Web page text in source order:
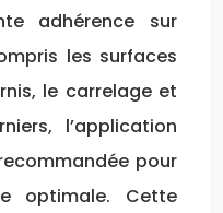
adhérence sur
les surfaces
le carrelage et
l’application
pour
optimale. Cette